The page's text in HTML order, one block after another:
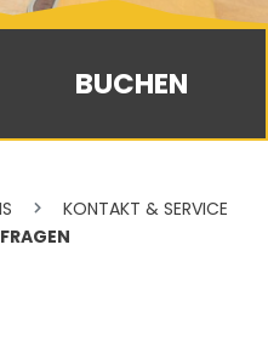
BUCHEN
KONTAKT & SERVICE